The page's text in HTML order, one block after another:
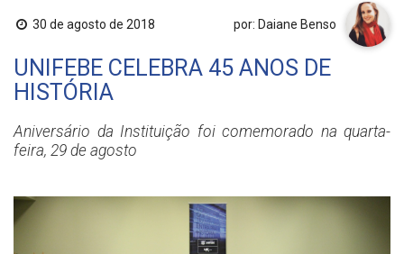
30 de agosto de 2018 por: Daiane Benso
UNIFEBE CELEBRA 45 ANOS DE
HISTÓRIA
Aniversário da Instituição foi comemorado na quarta-
feira, 29 de agosto